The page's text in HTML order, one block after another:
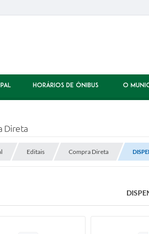
HORÁRIOS DE ÔNIBUS O
Direta
Editais Compra Direta